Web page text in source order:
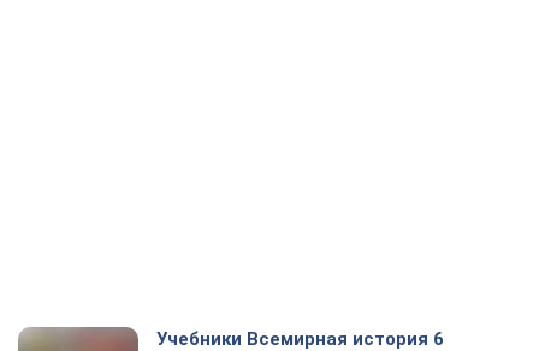
Учебники Всемирная история 6